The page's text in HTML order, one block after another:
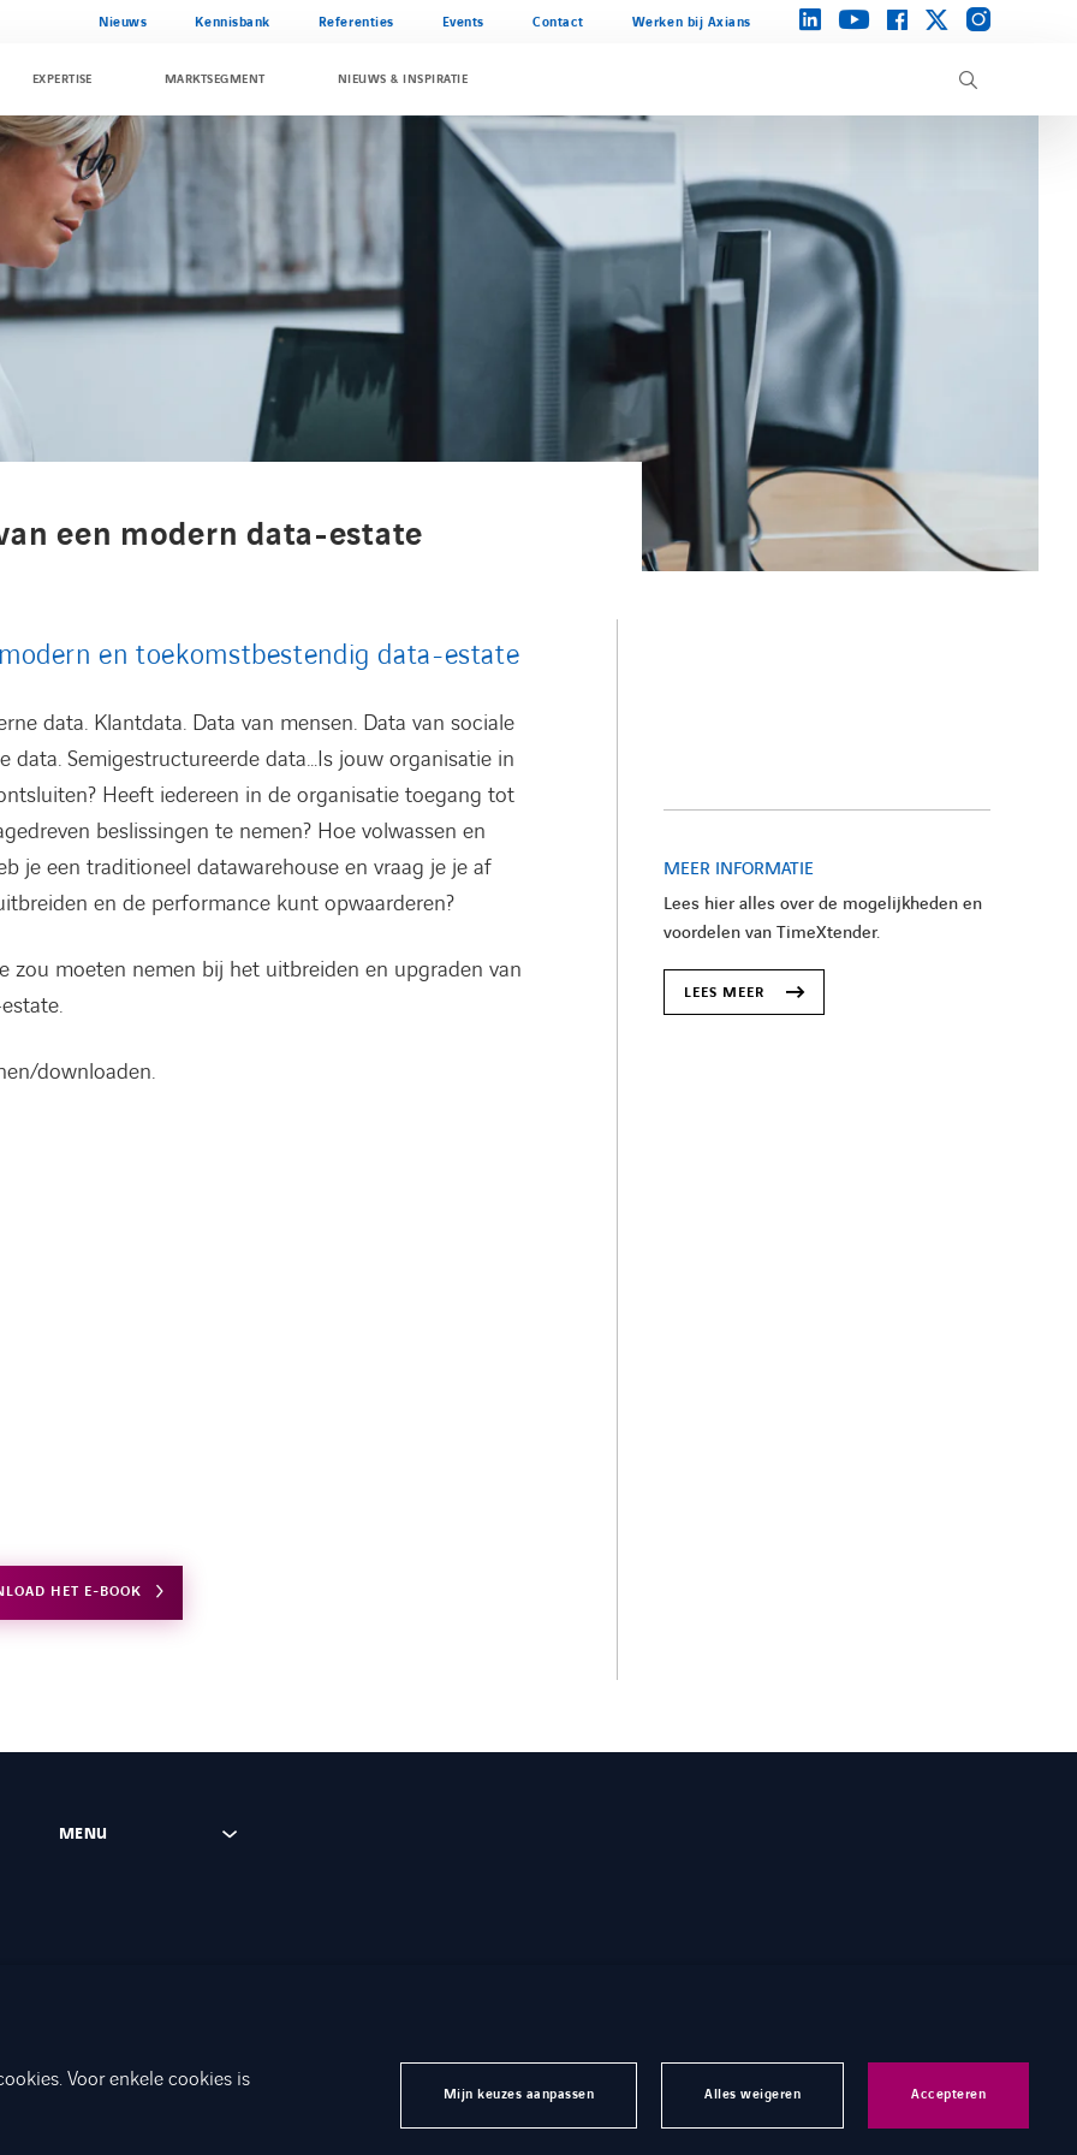
Nieuws Kennisbank Referenties Events Contact Werken bij Axians linkedinyoutubefacebooktwitterinstagram
EXPERTISE MARKTSEGMENT NIEUWS & INSPIRATIE
een modern data-estate
MEER INFORMATIE
Lees hier alles over de mogelijkheden en
voordelen van TimeXtender.
LEES MEER
en toekomstbestendig data-estate
data. Klantdata. Data van mensen. Data van sociale
data. Semigestructureerde data…Is jouw organisatie in
Heeft iedereen in de organisatie toegang tot
beslissingen te nemen? Hoe volwassen en
je een traditioneel datawarehouse en vraag je je af
en de performance kunt opwaarderen?
moeten nemen bij het uitbreiden en upgraden van
downloaden.
HET E-BOOK
MENU
gegevens Toegankelijkheid
Voor enkele cookies is
Mijn keuzes aanpassen Alles weigeren Accepteren